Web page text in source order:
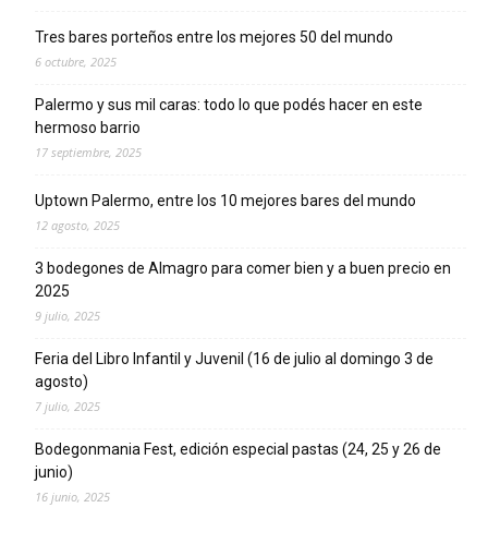
Tres bares porteños entre los mejores 50 del mundo
6 octubre, 2025
Palermo y sus mil caras: todo lo que podés hacer en este
hermoso barrio
17 septiembre, 2025
Uptown Palermo, entre los 10 mejores bares del mundo
12 agosto, 2025
3 bodegones de Almagro para comer bien y a buen precio en
2025
9 julio, 2025
Feria del Libro Infantil y Juvenil (16 de julio al domingo 3 de
agosto)
7 julio, 2025
Bodegonmania Fest, edición especial pastas (24, 25 y 26 de
junio)
16 junio, 2025